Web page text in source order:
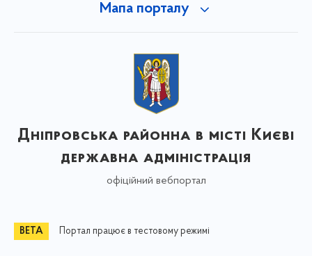
Мапа порталу
Дніпровська районна в місті Києві
державна адміністрація
офіційний вебпортал
Портал працює в тестовому режимі